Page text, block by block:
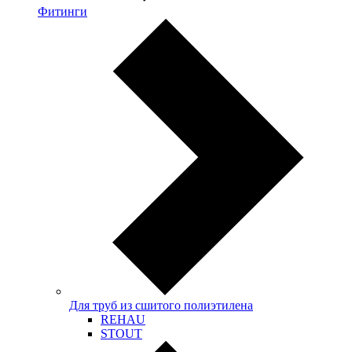
Фитинги
Для труб из сшитого полиэтилена
REHAU
STOUT